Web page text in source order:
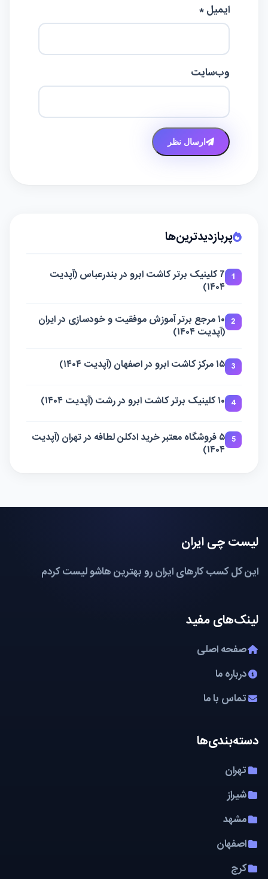
ایمیل *
وب‌سایت
ارسال نظر
پربازدیدترین‌ها
1
7 کلینیک برتر کاشت ابرو در بندرعباس (آپدیت
۱۴۰۴)
2
۱۰ مرجع برتر آموزش موفقیت و خودسازی در ایران
(آپدیت ۱۴۰۴)
3 ۱۵ مرکز کاشت ابرو در اصفهان (آپدیت ۱۴۰۴)
4 ۱۰ کلینیک برتر کاشت ابرو در رشت (آپدیت ۱۴۰۴)
5
۵ فروشگاه معتبر خرید ادکلن لطافه در تهران (آپدیت
۱۴۰۴)
لیست چی ایران
این کل کسب کارهای ایران رو بهترین هاشو لیست کردم
لینک‌های مفید
صفحه اصلی
درباره ما
تماس با ما
دسته‌بندی‌ها
تهران
شیراز
مشهد
اصفهان
کرج